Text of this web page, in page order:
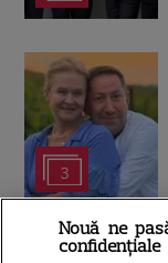
3
Nouă ne
confidențiale